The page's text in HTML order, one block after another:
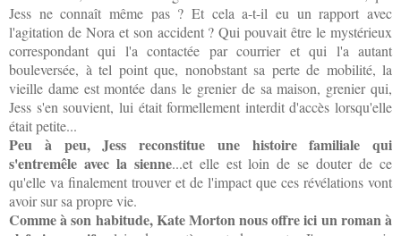
Jess ne connaît même pas ? Et cela a-t-il eu un rapport avec
l'agitation de Nora et son accident ? Qui pouvait être le mystérieux
correspondant qui l'a contactée par courrier et qui l'a autant
bouleversée, à tel point que, nonobstant sa perte de mobilité, la
vieille dame est montée dans le grenier de sa maison, grenier qui,
Jess s'en souvient, lui était formellement interdit d'accès lorsqu'elle
était petite...
Peu à peu, Jess reconstitue une histoire familiale qui
s'entremêle avec la sienne...et elle est loin de se douter de ce
qu'elle va finalement trouver et de l'impact que ces révélations vont
avoir sur sa propre vie.
Comme à son habitude, Kate Morton nous offre ici un roman à